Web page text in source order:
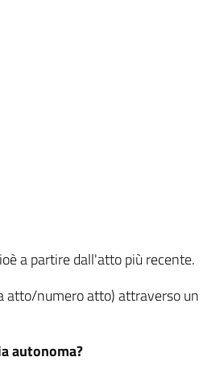
a partire dall'atto più recente.
atto/numero atto) attraverso un
autonoma?